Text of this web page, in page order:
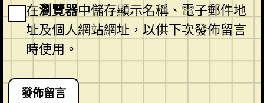
在瀏覽器中儲存顯示名稱、電子郵件地
址及個人網站網址，以供下次發佈留言
時使用。